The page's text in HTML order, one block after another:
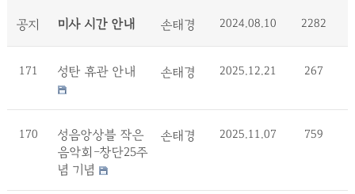
공지 미사 시간 안내 손태경 2024.08.10 2282
171 성탄 휴관 안내 손태경 2025.12.21 267
170
성음앙상블 작은
음악회-창단25주
념 기념
손태경 2025.11.07 759